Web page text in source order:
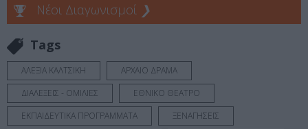
Νέοι Διαγωνισμοί ❯
Tags
ΑΛΕΞΙΑ ΚΑΛΤΣΙΚΗ
ΑΡΧΑΙΟ ΔΡΑΜΑ
ΔΙΑΛΕΞΕΙΣ - ΟΜΙΛΙΕΣ
ΕΘΝΙΚΟ ΘΕΑΤΡΟ
ΕΚΠΑΙΔΕΥΤΙΚΑ ΠΡΟΓΡΑΜΜΑΤΑ
ΞΕΝΑΓΗΣΕΙΣ